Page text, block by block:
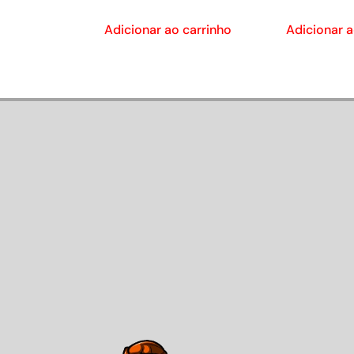
Adicionar ao carrinho Adicionar